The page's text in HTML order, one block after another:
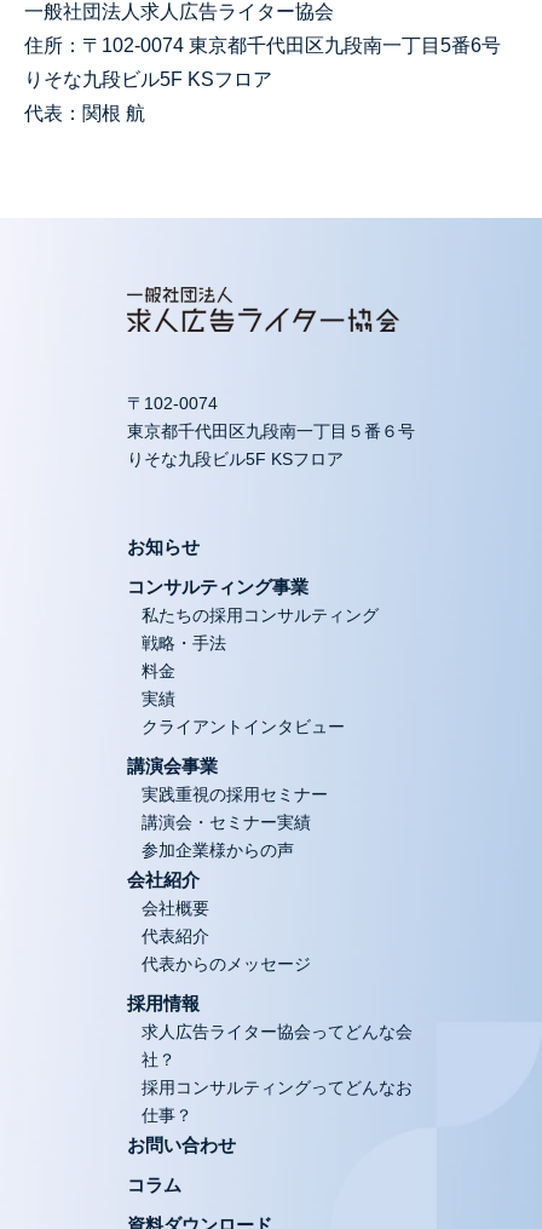
一般社団法人求人広告ライター協会
住所：〒102-0074 東京都千代田区九段南一丁目5番6号
りそな九段ビル5F KSフロア
代表：関根 航
〒102-0074
東京都千代田区九段南一丁目５番６号
りそな九段ビル5F KSフロア
お知らせ
コンサルティング事業
私たちの採用コンサルティング
戦略・手法
料金
実績
クライアントインタビュー
講演会事業
実践重視の採用セミナー
講演会・セミナー実績
参加企業様からの声
会社紹介
会社概要
代表紹介
代表からのメッセージ
採用情報
求人広告ライター協会ってどんな会
社？
採用コンサルティングってどんなお
仕事？
お問い合わせ
コラム
資料ダウンロード